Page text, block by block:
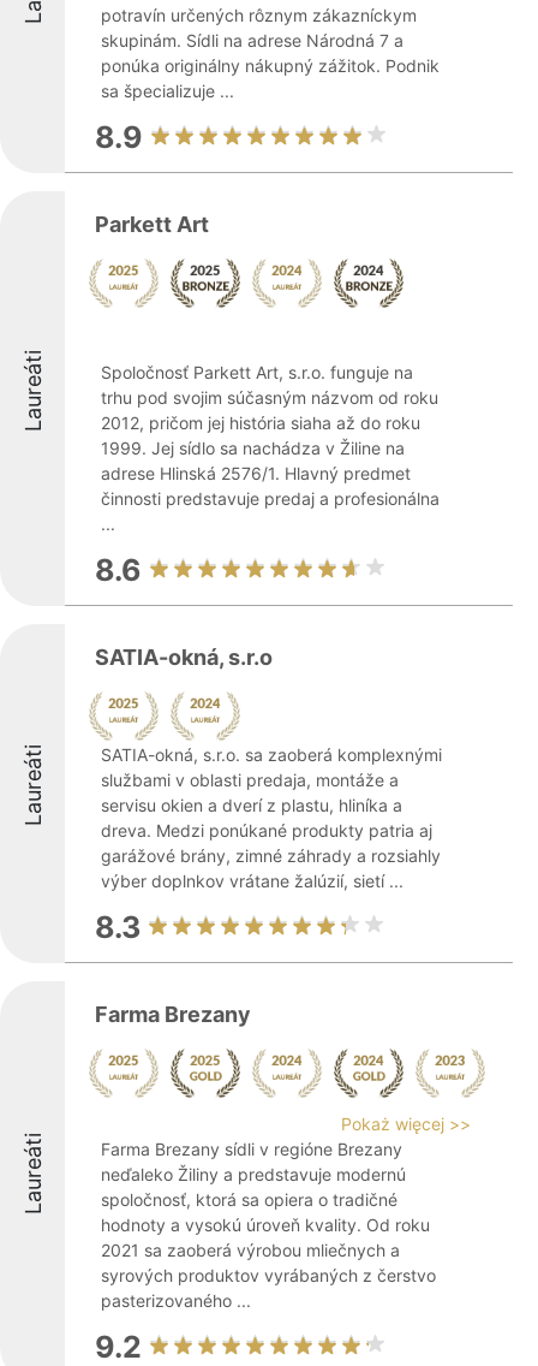
potravín určených rôznym zákazníckym
skupinám. Sídli na adrese Národná 7 a
ponúka originálny nákupný zážitok. Podnik
sa špecializuje ...
8.9
Laureáti
Parkett Art
Spoločnosť Parkett Art, s.r.o. funguje na
trhu pod svojim súčasným názvom od roku
2012, pričom jej história siaha až do roku
1999. Jej sídlo sa nachádza v Žiline na
adrese Hlinská 2576/1. Hlavný predmet
činnosti predstavuje predaj a profesionálna
...
8.6
Laureáti
SATIA-okná, s.r.o
SATIA-okná, s.r.o. sa zaoberá komplexnými
službami v oblasti predaja, montáže a
servisu okien a dverí z plastu, hliníka a
dreva. Medzi ponúkané produkty patria aj
garážové brány, zimné záhrady a rozsiahly
výber doplnkov vrátane žalúzií, sietí ...
8.3
Laureáti
Farma Brezany
Pokaż więcej >>
Farma Brezany sídli v regióne Brezany
neďaleko Žiliny a predstavuje modernú
spoločnosť, ktorá sa opiera o tradičné
hodnoty a vysokú úroveň kvality. Od roku
2021 sa zaoberá výrobou mliečnych a
syrových produktov vyrábaných z čerstvo
pasterizovaného ...
9.2